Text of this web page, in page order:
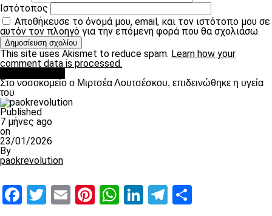
Ιστότοπος
Αποθήκευσε το όνομά μου, email, και τον ιστότοπο μου σε
αυτόν τον πλοηγό για την επόμενη φορά που θα σχολιάσω.
This site uses Akismet to reduce spam. Learn how your
comment data is processed.
Στο νοσοκομείο ο Μιρτσέα Λουτσέσκου, επιδεινώθηκε η υγεία
του
Published
7 μήνες ago
on
23/01/2026
By
paokrevolution
Facebook
Twitter
EmailPinterest
WhatsApp
LinkedIn
Telegram